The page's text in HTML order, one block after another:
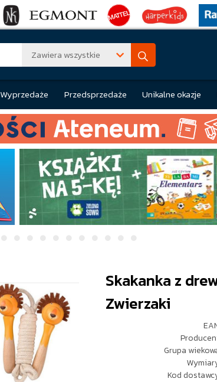
Zawiera wszystkie
Wyprzedaże Przedsprzedaże Unikalne okazje
Skakanka z
Zwierzaki
Grupa
Kod